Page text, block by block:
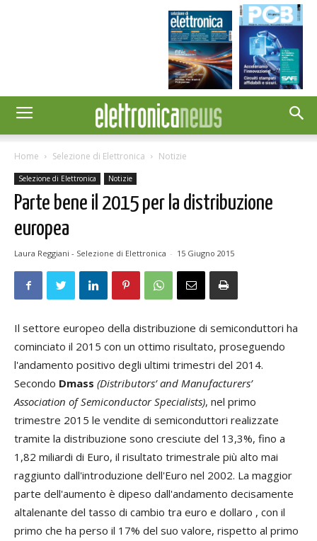
Home Selezione di Elettronica Notizie
Selezione di Elettronica Notizie
Parte bene il 2015 per la distribuzione
europea
Laura Reggiani - Selezione di Elettronica - 15 Giugno 2015
Il settore europeo della distribuzione di semiconduttori ha
cominciato il 2015 con un ottimo risultato, proseguendo
l'andamento positivo degli ultimi trimestri del 2014.
Secondo Dmass (Distributors’ and Manufacturers’
Association of Semiconductor Specialists), nel primo
trimestre 2015 le vendite di semiconduttori realizzate
tramite la distribuzione sono cresciute del 13,3%, fino a
1,82 miliardi di Euro, il risultato trimestrale più alto mai
raggiunto dall'introduzione dell'Euro nel 2002. La maggior
parte dell'aumento è dipeso dall'andamento decisamente
altalenante del tasso di cambio tra euro e dollaro , con il
primo che ha perso il 17% del suo valore, rispetto al primo